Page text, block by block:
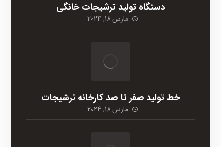
دستگاه تولید ترشیجات خانگی
مارس 18, 2024
خط تولید صفر تا صد کارخانه ترشیجات
مارس 18, 2024